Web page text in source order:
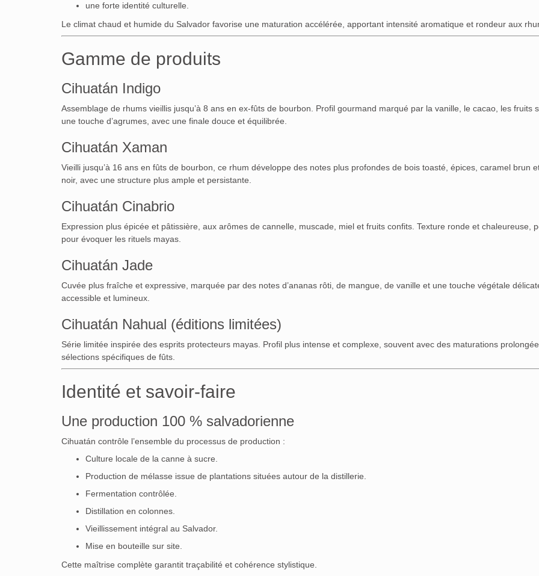
une forte identité culturelle.
Le climat chaud et humide du Salvador favorise une maturation accélérée, apportant intensité aromatique et rondeur aux
Gamme de produits
Cihuatán Indigo
Assemblage de rhums vieillis jusqu’à 8 ans en ex-fûts de bourbon. Profil gourmand marqué par la vanille, le cacao, les fruits
une touche d’agrumes, avec une finale douce et équilibrée.
Cihuatán Xaman
Vieilli jusqu’à 16 ans en fûts de bourbon, ce rhum développe des notes plus profondes de bois toasté, épices, caramel brun
noir, avec une structure plus ample et persistante.
Cihuatán Cinabrio
Expression plus épicée et pâtissière, aux arômes de cannelle, muscade, miel et fruits confits. Texture ronde et chaleureuse,
pour évoquer les rituels mayas.
Cihuatán Jade
Cuvée plus fraîche et expressive, marquée par des notes d’ananas rôti, de mangue, de vanille et une touche végétale
accessible et lumineux.
Cihuatán Nahual (éditions limitées)
Série limitée inspirée des esprits protecteurs mayas. Profil plus intense et complexe, souvent avec des maturations
sélections spécifiques de fûts.
Identité et savoir-faire
Une production 100 % salvadorienne
Cihuatán contrôle l’ensemble du processus de production :
Culture locale de la canne à sucre.
Production de mélasse issue de plantations situées autour de la distillerie.
Fermentation contrôlée.
Distillation en colonnes.
Vieillissement intégral au Salvador.
Mise en bouteille sur site.
Cette maîtrise complète garantit traçabilité et cohérence stylistique.